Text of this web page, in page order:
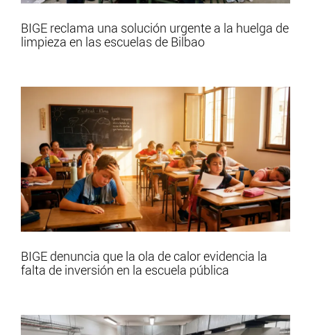
BIGE reclama una solución urgente a la huelga de
limpieza en las escuelas de Bilbao
BIGE denuncia que la ola de calor evidencia la
falta de inversión en la escuela pública